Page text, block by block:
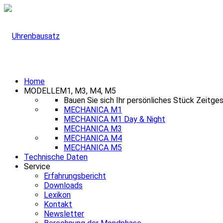
Home
MODELLEM1, M3, M4, M5
Bauen Sie sich Ihr persönliches Stück
MECHANICA M1
MECHANICA M1 Day & Night
MECHANICA M3
MECHANICA M4
MECHANICA M5
Technische Daten
Service
Erfahrungsbericht
Downloads
Lexikon
Kontakt
Newsletter